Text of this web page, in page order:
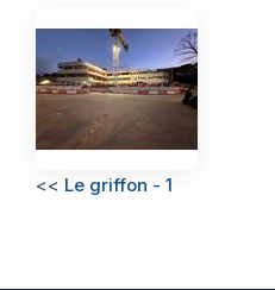
<< Le griffon - 1